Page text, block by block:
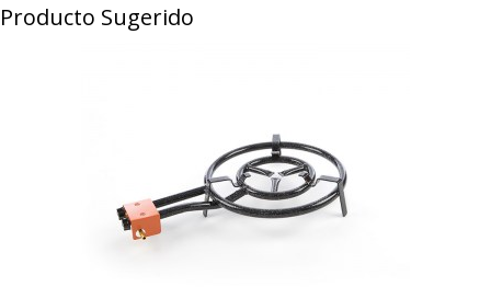
Producto Sugerido